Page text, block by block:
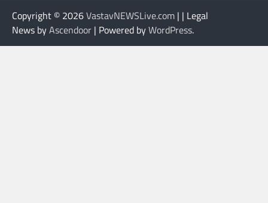
Copyright © 2026VastavNEWSLive.com | | Legal
News byAscendoor | Powered byWordPress.